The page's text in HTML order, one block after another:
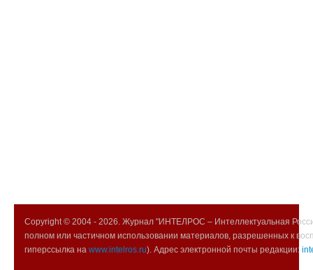
Copyright © 2004 - 2026. Журнал "ИНТЕЛРОС – Интеллектуальная
полном или частичном использовании материалов, разрешенных к
гиперссылка на www.intelros.ru). Адрес электронной почты редакции: